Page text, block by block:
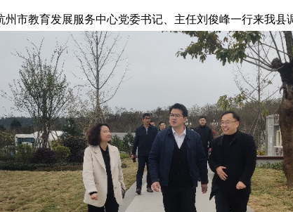
市教育发展服务中心党委书记、主任刘俊峰一行来我县